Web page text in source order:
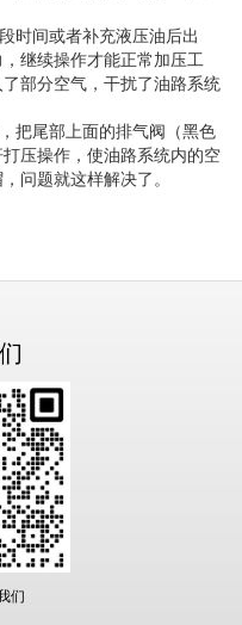
间或者补充液压油后出
继续操作才能正常加压工
部分空气，干扰了油路系统
尾部上面的排气阀（黑色
压操作，使油路系统内的空
问题就这样解决了。
们